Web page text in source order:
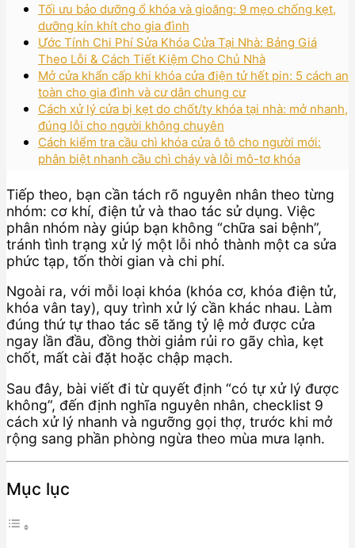
Tối ưu bảo dưỡng ổ khóa và gioăng: 9 mẹo chống kẹt,
dưỡng kín khít cho gia đình
Ước Tính Chi Phí Sửa Khóa Cửa Tại Nhà: Bảng Giá
Theo Lỗi & Cách Tiết Kiệm Cho Chủ Nhà
Mở cửa khẩn cấp khi khóa cửa điện tử hết pin: 5 cách an
toàn cho gia đình và cư dân chung cư
Cách xử lý cửa bị kẹt do chốt/ty khóa tại nhà: mở nhanh,
đúng lỗi cho người không chuyên
Cách kiểm tra cầu chì khóa cửa ô tô cho người mới:
phân biệt nhanh cầu chì cháy và lỗi mô-tơ khóa
Tiếp theo, bạn cần tách rõ nguyên nhân theo từng
nhóm: cơ khí, điện tử và thao tác sử dụng. Việc
phân nhóm này giúp bạn không “chữa sai bệnh”,
tránh tình trạng xử lý một lỗi nhỏ thành một ca sửa
phức tạp, tốn thời gian và chi phí.
Ngoài ra, với mỗi loại khóa (khóa cơ, khóa điện tử,
khóa vân tay), quy trình xử lý cần khác nhau. Làm
đúng thứ tự thao tác sẽ tăng tỷ lệ mở được cửa
ngay lần đầu, đồng thời giảm rủi ro gãy chìa, kẹt
chốt, mất cài đặt hoặc chập mạch.
Sau đây, bài viết đi từ quyết định “có tự xử lý được
không”, đến định nghĩa nguyên nhân, checklist 9
cách xử lý nhanh và ngưỡng gọi thợ, trước khi mở
rộng sang phần phòng ngừa theo mùa mưa lạnh.
Mục lục